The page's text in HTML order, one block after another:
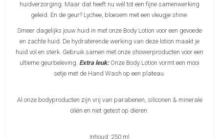
huidverzorging. Maar dat heeft nu wél tot een fijne samenwerking
geleid. En de geur? Lychee, bloesem met een vleugje shine.
Smeer dagelijks jouw huid in met onze Body Lotion voor een gevoede
en zachte huid. De hydraterende werking van deze lotion maakt je
huid vol en sterk. Gebruik samen met onze showerproducten voor een
ultieme geurbeleving. Extra leuk:Onze Body Lotion vormt een mooi
setje met de Hand Wash op een plateau.
Al onze bodyproducten zijn vrij van parabenen, siliconen & minerale
oliën en niet getest op dieren.
Inhoud: 250 ml